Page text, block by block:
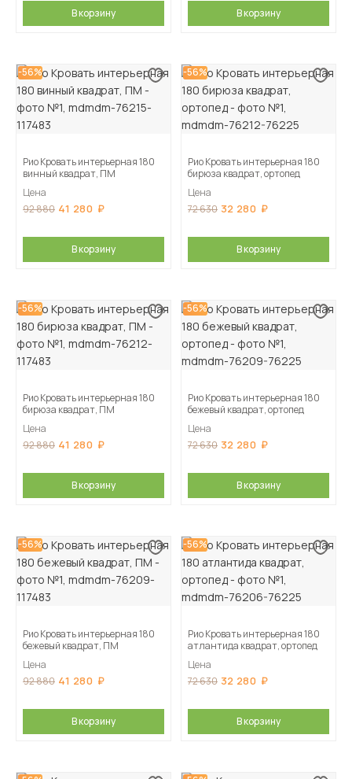
В корзину В корзину
-56%
Рио Кровать интерьерная 180
винный квадрат, ПМ
Цена
92 880 41 280
В корзину
-56%
Рио Кровать интерьерная 180
бирюза квадрат, ортопед
Цена
72 630 32 280
В корзину
-56%
Рио Кровать интерьерная 180
бирюза квадрат, ПМ
Цена
92 880 41 280
В корзину
-56%
Рио Кровать интерьерная 180
бежевый квадрат, ортопед
Цена
72 630 32 280
В корзину
-56%
Рио Кровать интерьерная 180
бежевый квадрат, ПМ
Цена
92 880 41 280
В корзину
-56%
Рио Кровать интерьерная 180
атлантида квадрат, ортопед
Цена
72 630 32 280
В корзину